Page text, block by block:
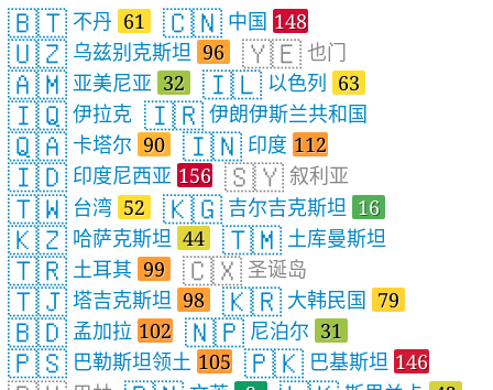
🇧🇹 不丹 61 🇨🇳 中国 148
🇺🇿 乌兹别克斯坦 96 🇾🇪 也门
🇦🇲 亚美尼亚 32 🇮🇱 以色列 63
🇮🇶 伊拉克 🇮🇷 伊朗伊斯兰共和国
🇶🇦 卡塔尔 90 🇮🇳 印度 112
🇮🇩 印度尼西亚 156 🇸🇾 叙利亚
🇹🇼 台湾 52 🇰🇬 吉尔吉克斯坦 16
🇰🇿 哈萨克斯坦 44 🇹🇲 土库曼斯坦
🇹🇷 土耳其 99 🇨🇽 圣诞岛
🇹🇯 塔吉克斯坦 98 🇰🇷 大韩民国 79
🇧🇩 孟加拉 102 🇳🇵 尼泊尔 31
🇵🇸 巴勒斯坦领土 105 🇵🇰 巴基斯坦 146